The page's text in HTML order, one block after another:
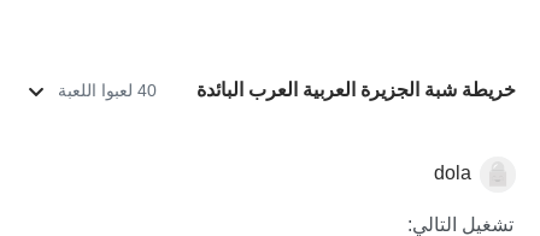
خريطة شبة الجزيرة العربية العرب البائدة 40 لعبوا اللعبة
العد dola
تشغيل التالي: